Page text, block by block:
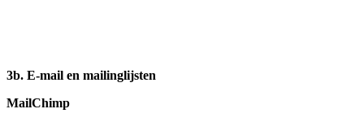
3b. E-mail en mailinglijsten
MailChimp